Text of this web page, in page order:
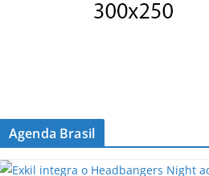
Agenda Brasil